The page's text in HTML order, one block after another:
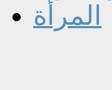
المرأة